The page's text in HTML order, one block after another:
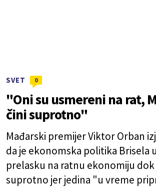
SVET 0
"Oni su usmereni na rat,
čini suprotno"
Mađarski premijer Viktor Orban
da je ekonomska politika Brisela
prelasku na ratnu ekonomiju dok
suprotno jer jedina "u vreme